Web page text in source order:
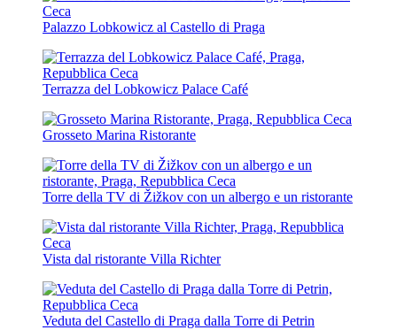
Palazzo Lobkowicz al Castello di Praga
Terrazza del Lobkowicz Palace Café
Grosseto Marina Ristorante
Torre della TV di Žižkov con un albergo e un ristorante
Vista dal ristorante Villa Richter
Veduta del Castello di Praga dalla Torre di Petrin